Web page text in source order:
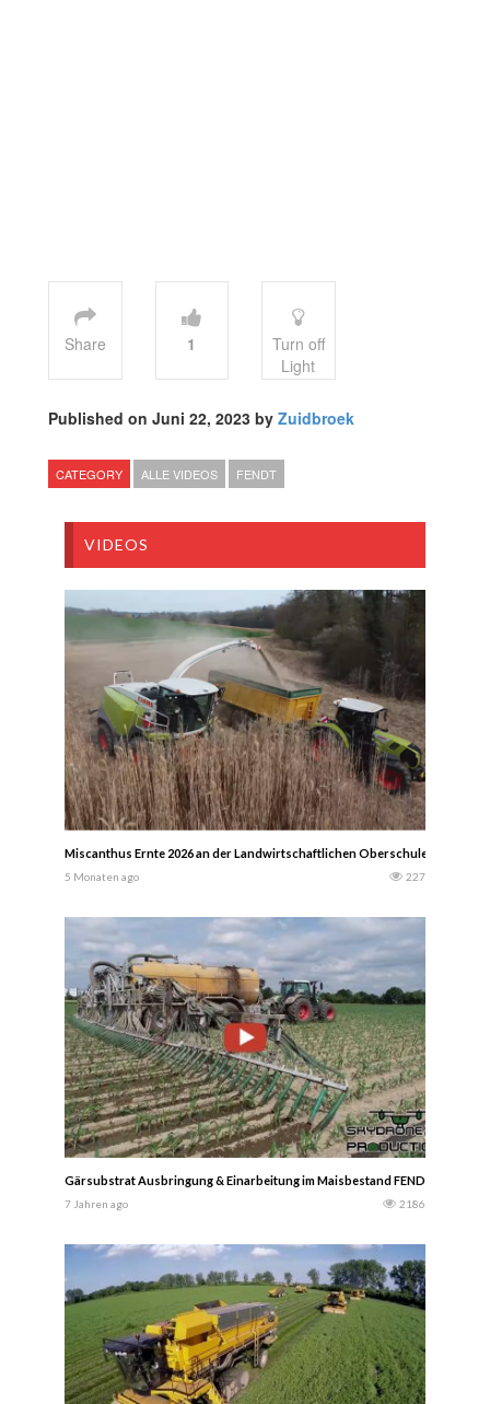
Share 1
Turn off
Light
Published on Juni 22, 2023 by Zuidbroek
CATEGORY ALLE VIDEOS FENDT
VIDEOS
Miscanthus Ernte 2026 an der Landwirtschaftlichen Oberschule
5 Monaten ago 227
Gärsubstrat Ausbringung & Einarbeitung im Maisbestand FENDTund
7 Jahren ago 2186